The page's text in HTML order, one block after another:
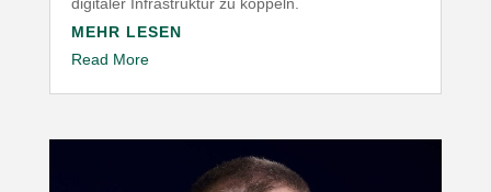
digitaler Infra­struktur zu koppeln.
MEHR LESEN
Read More